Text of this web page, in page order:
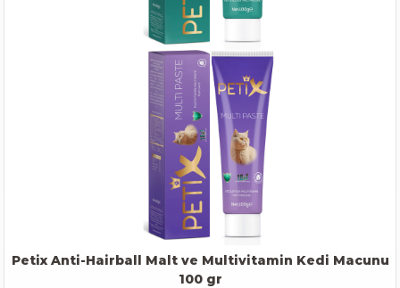
Petix Anti-Hairball Malt ve Multivitamin Kedi Macunu
100 gr